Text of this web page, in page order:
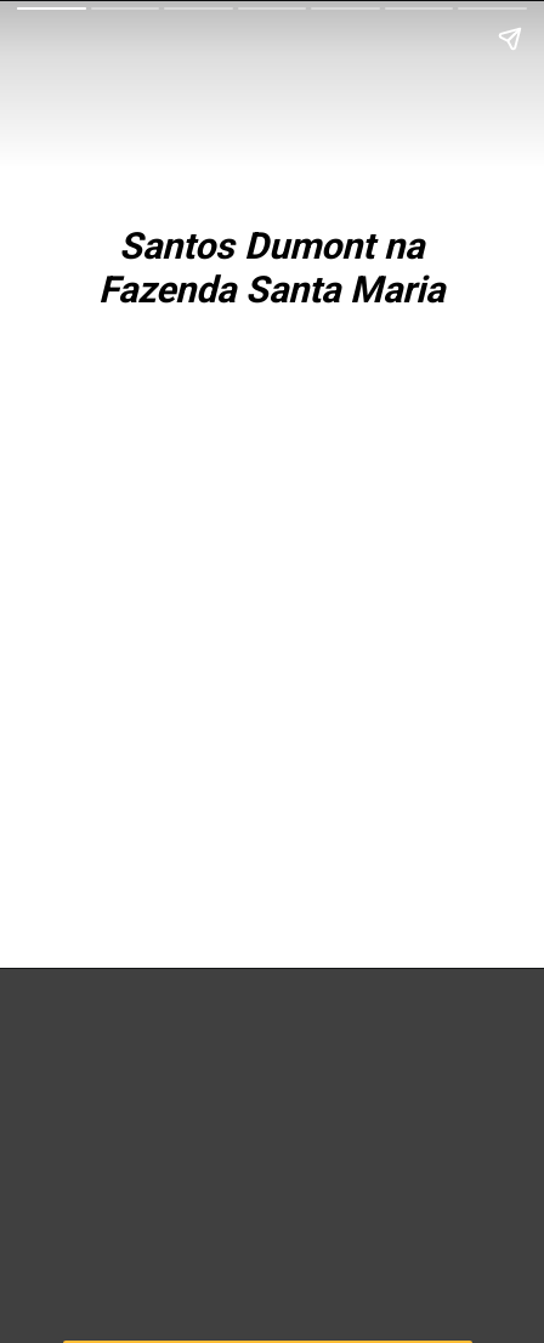
Santos Dumont na
Fazenda Santa Maria